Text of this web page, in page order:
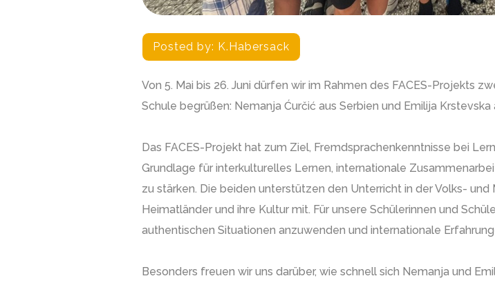
Posted by: K.habersack
Von 5. Mai bis 26. Juni dürfen wir im Rahmen des FACES-Projekts
Schule begrüßen: Nemanja Ćurčić aus Serbien und Emilija
Das FACES-Projekt hat zum Ziel, Fremdsprachenkenntnisse bei
Grundlage für interkulturelles Lernen, internationale
zu stärken. Die beiden unterstützen den Unterricht in der Volks-
Heimatländer und ihre Kultur mit. Für unsere Schülerinnen und
authentischen Situationen anzuwenden und internationale
Besonders freuen wir uns darüber, wie schnell sich Nemanja und